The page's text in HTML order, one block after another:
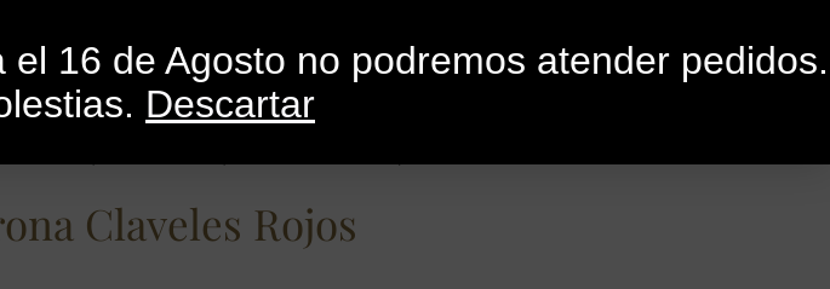
16 de Agosto no podremos atender pedidos.
Descartar
Claveles Rojos